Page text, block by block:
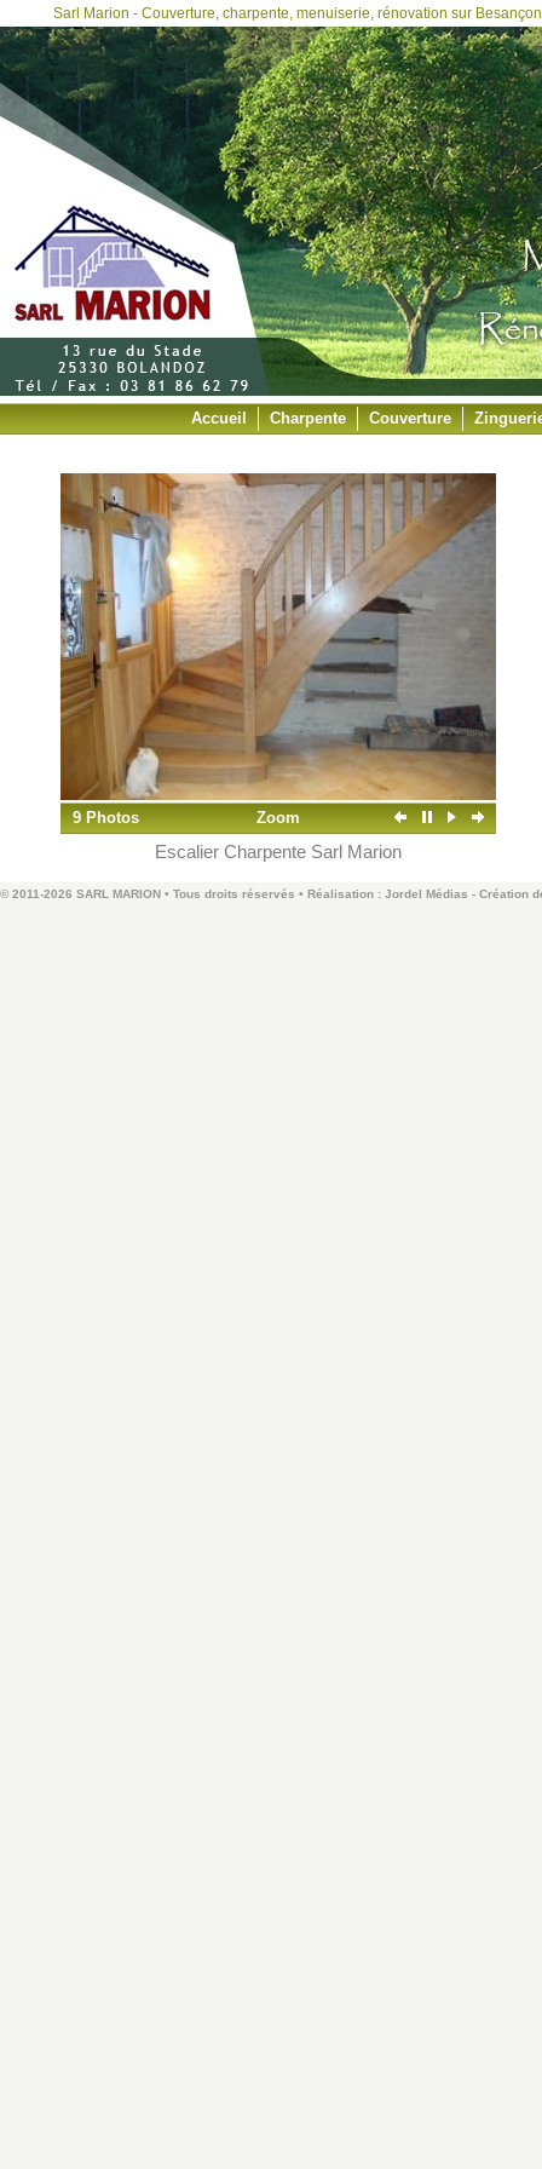
Sarl Marion - Couverture, charpente, menuiserie, rénovation sur
Accueil Charpente Couverture
9 Photos Zoom
Escalier Charpente Sarl Marion
© 2011-2026 SARL MARION • Tous droits réservés • Réalisation : Jordel Médias - Création